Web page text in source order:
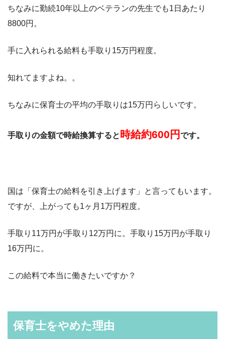
ちなみに勤続10年以上のベテランの先生でも1日あたり
8800円。
手に入れられる給料も手取り15万円程度。
知れてますよね。。
ちなみに保育士の平均の手取りは15万円らしいです。
手取りの金額で時給換算すると 時給約600円 です。
国は「保育士の給料を引き上げます」と言ってもいます。
ですが、上がっても1ヶ月1万円程度。
手取り11万円が手取り12万円に。手取り15万円が手取り
16万円に。
この給料で本当に働きたいですか？
保育士をやめた理由